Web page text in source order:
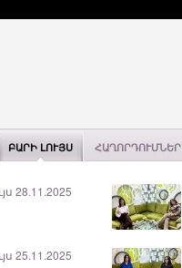
ԲԱՐԻ ԼՈՒՅՍ ՀԱՂՈՐԴՈՒՄՆԵՐ
28.11.2025
25.11.2025